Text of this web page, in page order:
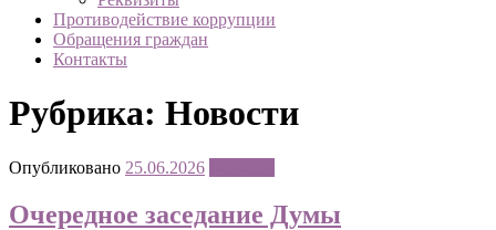
Противодействие коррупции
Обращения граждан
Контакты
Рубрика: Новости
Опубликовано 25.06.2026
Очередное заседание Думы